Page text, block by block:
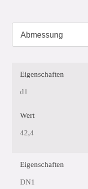
Eigenschaften
d1
Wert
42,4
Eigenschaften
DN1